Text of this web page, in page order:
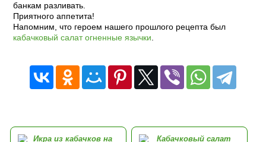
банкам разливать.
Приятного аппетита!
Напомним, что героем нашего прошлого рецепта был
кабачковый салат огненные язычки